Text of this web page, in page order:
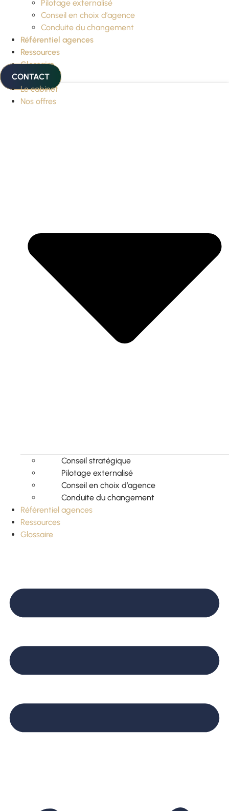
Pilotage externalisé
Conseil en choix d’agence
Conduite du changement
Référentiel agences
Ressources
Glossaire
CONTACT
Le cabinet
Nos offres
Conseil stratégique
Pilotage externalisé
Conseil en choix d’agence
Conduite du changement
Référentiel agences
Ressources
Glossaire